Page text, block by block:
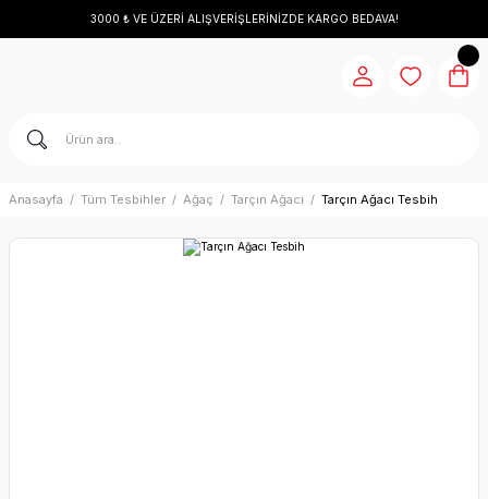
3000 ₺ VE ÜZERİ ALIŞVERİŞLERİNİZDE KARGO BEDAVA!
Anasayfa Tüm Tesbihler Ağaç Tarçın Ağacı Tarçın Ağacı Tesbih